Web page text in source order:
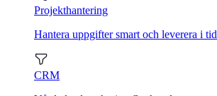
Projekthantering
Hantera uppgifter smart och leverera i tid
CRM